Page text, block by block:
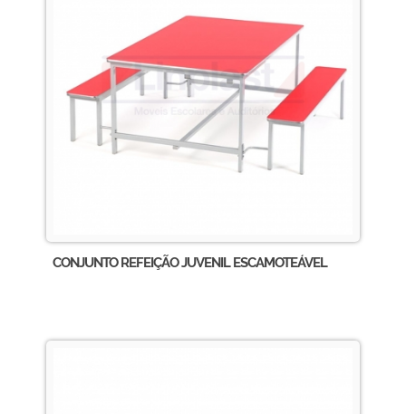
CONJUNTO REFEIÇÃO JUVENIL ESCAMOTEÁVEL